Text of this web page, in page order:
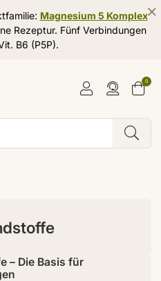
Magnesium 5 Komplex
Rezeptur. Fünf Verbindungen
B6 (P5P).
0
– Die Basis für